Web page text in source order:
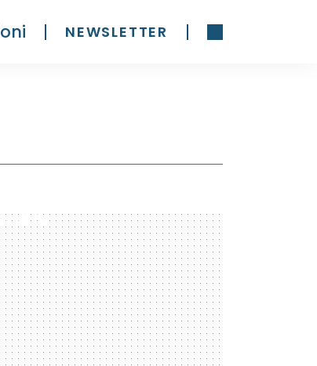
NEWSLETTER
x 600